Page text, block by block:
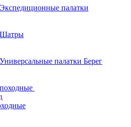
Экспедиционные палатки
Шатры
Универсальные палатки Берег